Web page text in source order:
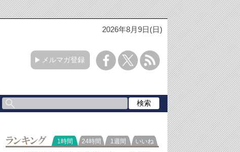
2026年8月9日(日)
メルマガ登録
ランキング
1時間 24時間 1週間 いいね